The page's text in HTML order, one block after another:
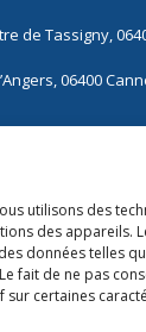
utilisons des
des appareils.
données telles
fait de ne pas
certaines
de Tassigny,
06400